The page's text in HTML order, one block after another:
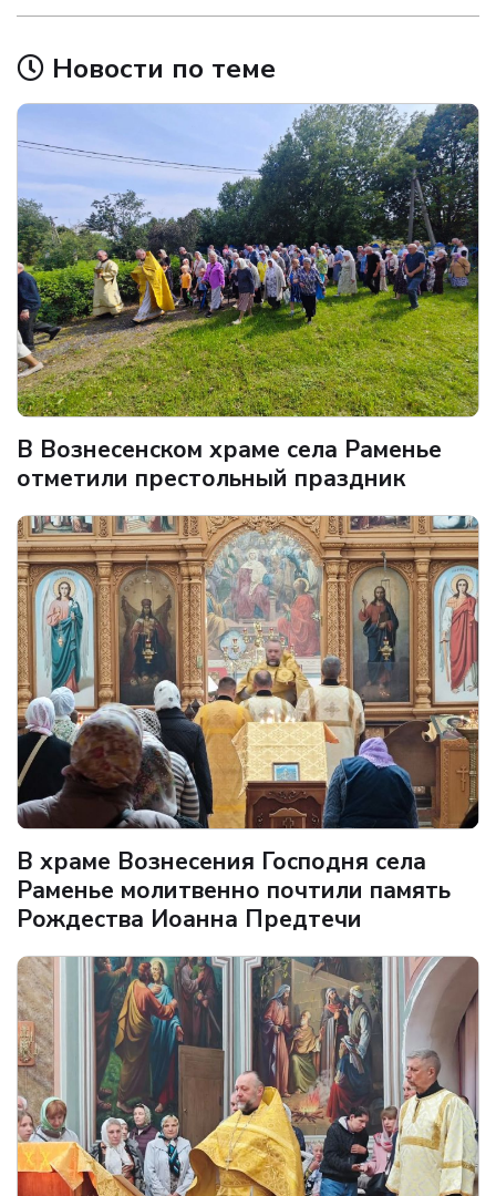
Новости по теме
В Вознесенском храме села Раменье
отметили престольный праздник
В храме Вознесения Господня села
Раменье молитвенно почтили память
Рождества Иоанна Предтечи